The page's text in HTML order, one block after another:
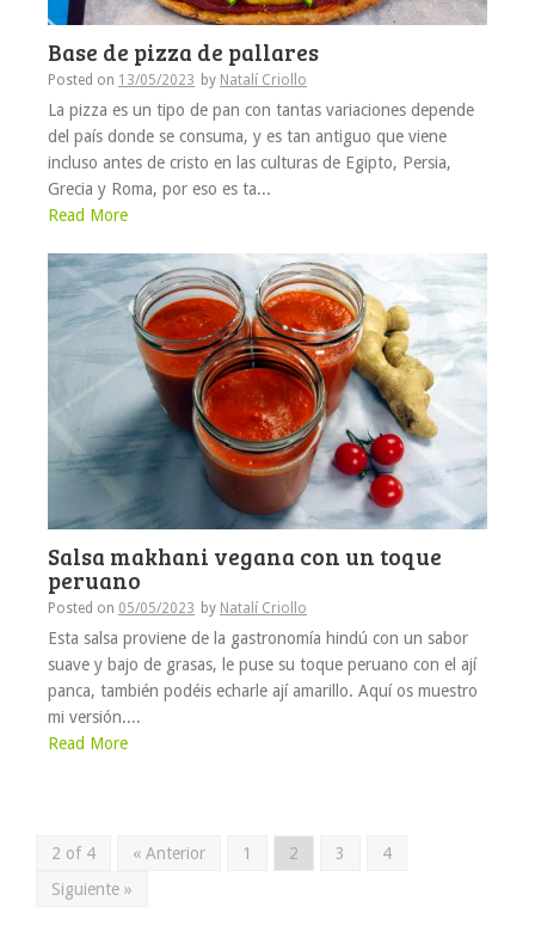
Base de pizza de pallares
Posted on 13/05/2023 by Natalí Criollo
La pizza es un tipo de pan con tantas variaciones depende
del país donde se consuma, y es tan antiguo que viene
incluso antes de cristo en las culturas de Egipto, Persia,
Grecia y Roma, por eso es ta...
Read More
Salsa makhani vegana con un toque
peruano
Posted on 05/05/2023 by Natalí Criollo
Esta salsa proviene de la gastronomía hindú con un sabor
suave y bajo de grasas, le puse su toque peruano con el ají
panca, también podéis echarle ají amarillo. Aquí os muestro
mi versión....
Read More
2 of 4 « Anterior 1 2 3
4
Siguiente »